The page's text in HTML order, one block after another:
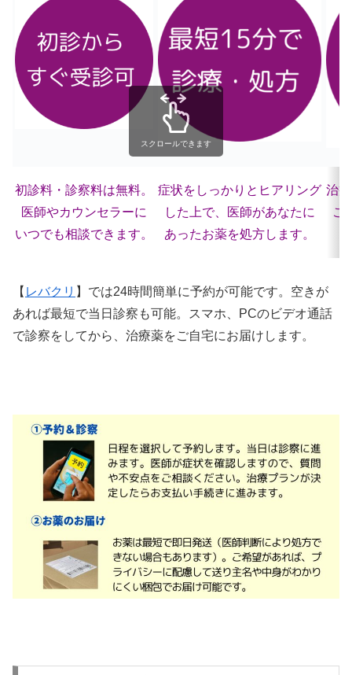
初診料・診察料は無料。
医師やカウンセラーに
いつでも相談できます。
症状をしっかりとヒアリング
した上で、医師があなたに
あったお薬を処方します。
治
ご
スクロールできます
【 レバクリ 】では24時間簡単に予約が可能です。空きが
あれば最短で当日診察も可能。スマホ、PCのビデオ通話
で診察をしてから、治療薬をご自宅にお届けします。